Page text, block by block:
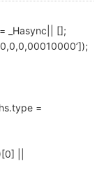
_Hasync|| [];
=
||